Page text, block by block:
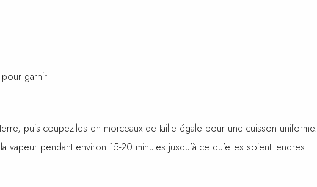
garnir
puis coupez-les en morceaux de taille égale pour une cuisson uniforme.
vapeur pendant environ 15-20 minutes jusqu’à ce qu’elles soient tendres.